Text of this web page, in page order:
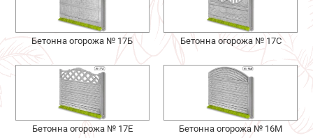
Бетонна огорожа № 17Б Бетонна огорожа № 17С
Бетонна огорожа № 17Е Бетонна огорожа № 16М